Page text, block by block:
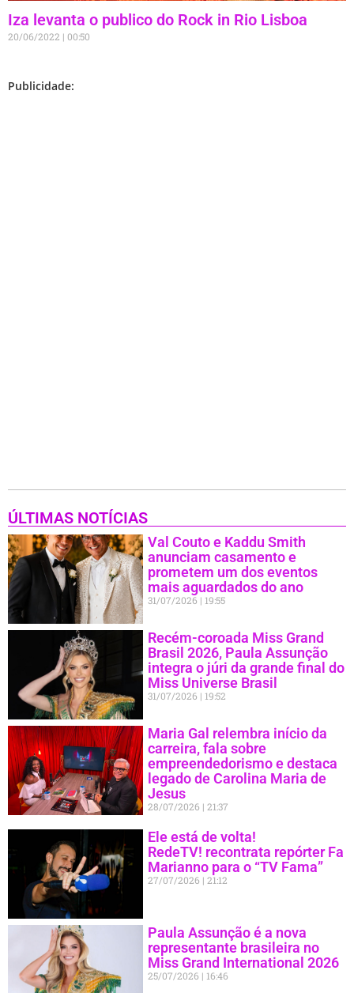
Iza levanta o publico do Rock in Rio Lisboa
20/06/2022 00:50
Publicidade:
ÚLTIMAS NOTÍCIAS
Val Couto e Kaddu Smith
anunciam casamento e
prometem um dos eventos
mais aguardados do ano
31/07/2026 19:55
Recém-coroada Miss Grand
Brasil 2026, Paula Assunção
integra o júri da grande final do
Miss Universe Brasil
31/07/2026 19:52
Maria Gal relembra início da
carreira, fala sobre
empreendedorismo e destaca
legado de Carolina Maria de
Jesus
28/07/2026 21:37
Ele está de volta!
RedeTV! recontrata repórter Fa
Marianno para o “TV Fama”
27/07/2026 21:12
Paula Assunção é a nova
representante brasileira no
Miss Grand International 2026
25/07/2026 16:46